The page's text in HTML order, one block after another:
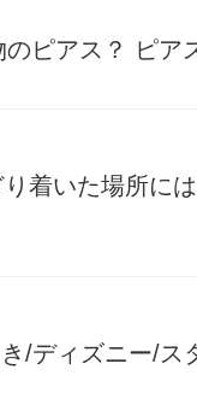
ピアス？ ピア
着いた場所に
/ディズニー/